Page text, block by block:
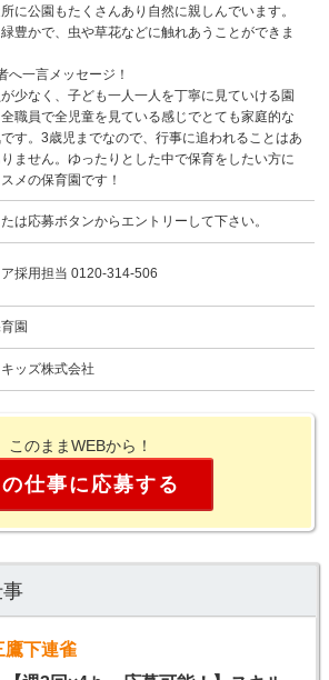
に公園もたくさんあり自然に親しんでいます。
豊かで、虫や草花などに触れあうことができま
へ一言メッセージ！
が少なく、子ども一人一人を丁寧に見ていける園
職員で全児童を見ている感じでとても家庭的な
す。3歳児までなので、行事に追われることはあ
ません。ゆったりとした中で保育をしたい方に
メの保育園です！
は応募ボタンからエントリーして下さい。
採用担当 0120-314-506
園
ッズ株式会社
このままWEBから！
仕事に応募する
鷹下連雀